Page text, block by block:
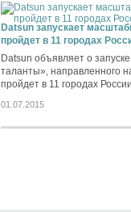
Datsun запускает
пройдет в 11 городах
Datsun объявляет о
таланты», направленного
пройдет в 11 городах
01.07.2015